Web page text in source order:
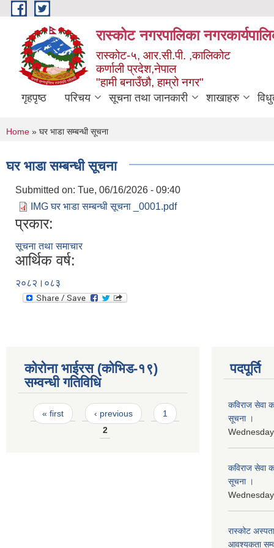
Skip to main content
रास्कोट नगरपालिका
रास्कोट-५, आर.सी.पी. ,कालिकोट
कर्णाली प्रदेश,नेपाल
"हामी बनाउँछौ, हाम्रो नगर"
गृहपृष्ठ परिचय सूचना तथा जानकारी शाखाहरु
You are here
Home » घर भाडा सम्बन्धी सूचना
घर भाडा सम्बन्धी सूचना
Submitted on: Tue, 06/16/2026 - 09:40
IMG घर भाडा सम्बन्धी सूचना _0001.pdf
प्रकार:
सूचना तथा समाचार
आर्थिक वर्ष:
२०८२।०८३
कोरोना भाईरस (कोभिड-१९)
सम्वन्धी गतिविधि
Pages
« first ‹ previous
1
2
पदपूर्ति
कविराज सेवा
सूचना ।
कविराज सेवा
सूचना ।
रास्‍कोट
आवश्यकता